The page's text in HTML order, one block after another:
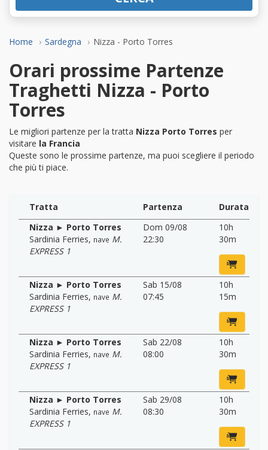
Home Sardegna Nizza - Porto Torres
Orari prossime Partenze
Traghetti Nizza - Porto
Torres
Le migliori partenze per la tratta Nizza Porto Torres per
visitare la Francia
Queste sono le prossime partenze, ma puoi scegliere il periodo
che più ti piace.
Tratta Partenza
Durata
Nizza ► Porto Torres
Sardinia Ferries, nave M.
EXPRESS 1
Dom 09/08
22:30
10h
30m
Nizza ► Porto Torres
Sardinia Ferries, nave M.
EXPRESS 1
Sab 15/08
07:45
10h
15m
Nizza ► Porto Torres
Sardinia Ferries, nave M.
EXPRESS 1
Sab 22/08
08:00
10h
30m
Nizza ► Porto Torres
Sardinia Ferries, nave M.
EXPRESS 1
Sab 29/08
08:30
10h
30m